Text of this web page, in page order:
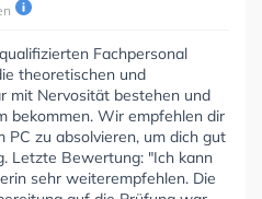
Fachpersonal
theoretischen und
mit Nervosität bestehen und
bekommen. Wir empfehlen dir
zu absolvieren, um dich gut
Letzte Bewertung: "Ich kann
sehr weiterempfehlen. Die